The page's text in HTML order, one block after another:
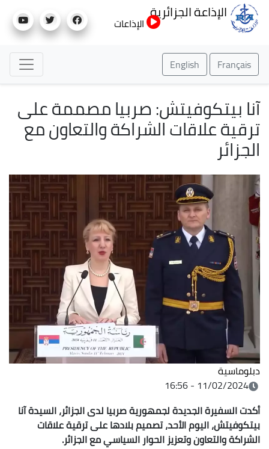
إلى
الإذاعة الجزائرية
الإذاعات
Français
English
آنا بيتكوفيتش: صربيا مصممة على
ترقية علاقات الشراكة والتعاون مع
الجزائر
دبلوماسية
11/02/2024 - 16:56
أكدت السفيرة الجديدة لجمهورية صربيا لدى الجزائر، السيدة آنا
بيتكوفيتش، اليوم الأحد، تصميم بلادها على ترقية علاقات
الشراكة والتعاون وتعزيز الحوار السياسي مع الجزائر.